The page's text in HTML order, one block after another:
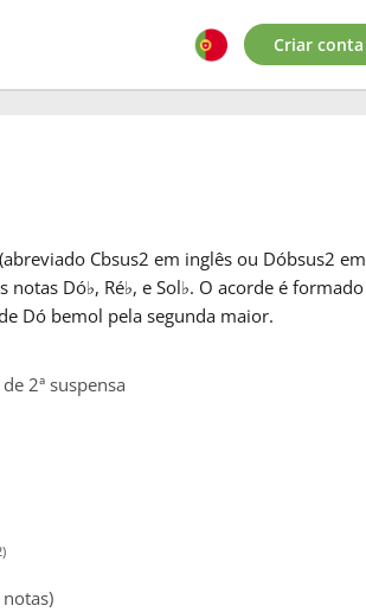
Criar conta
(abreviado Cbsus2 em inglês ou Dóbsus2 em
notas Dó♭, Ré♭, e Sol♭. O acorde é formado
Dó bemol pela segunda maior.
2ª suspensa